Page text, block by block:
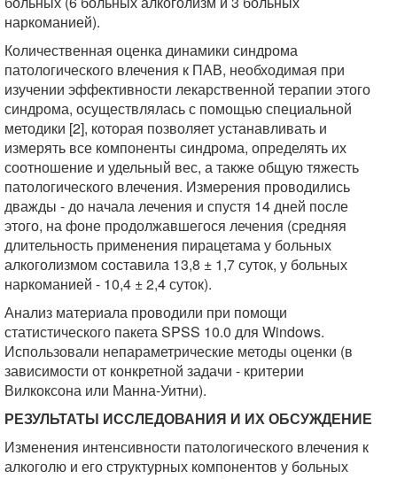
наркоманией).
Количественная оценка динамики синдрома
патологического влечения к ПАВ, необходимая при
изучении эффективности лекарственной терапии этого
синдрома, осуществлялась с помощью специальной
методики [2], которая позволяет устанавливать и
измерять все компоненты синдрома, определять их
соотношение и удельный вес, а также общую тяжесть
патологического влечения. Измерения проводились
дважды - до начала лечения и спустя 14 дней после
этого, на фоне продолжавшегося лечения (средняя
длительность применения пирацетама у больных
алкоголизмом составила 13,8 ± 1,7 суток, у больных
наркоманией - 10,4 ± 2,4 суток).
Анализ материала проводили при помощи
статистического пакета SPSS 10.0 для Windows.
Использовали непараметрические методы оценки (в
зависимости от конкретной задачи - критерии
Вилкоксона или Манна-Уитни).
РЕЗУЛЬТАТЫ ИССЛЕДОВАНИЯ И ИХ ОБСУЖДЕНИЕ
Изменения интенсивности патологического влечения к
алкоголю и его структурных компонентов у больных